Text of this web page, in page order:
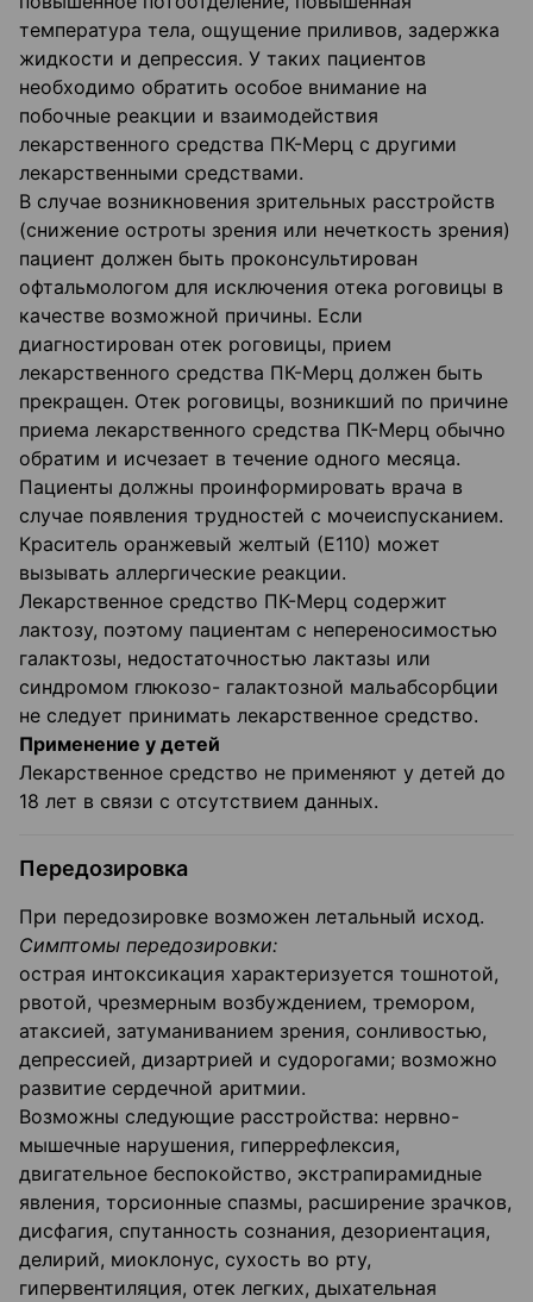
температура тела, ощущение приливов, задержка
жидкости и депрессия. У таких пациентов
необходимо обратить особое внимание на
побочные реакции и взаимодействия
лекарственного средства ПК-Мерц с другими
лекарственными средствами.
В случае возникновения зрительных расстройств
(снижение остроты зрения или нечеткость зрения)
пациент должен быть проконсультирован
офтальмологом для исключения отека роговицы в
качестве возможной причины. Если
диагностирован отек роговицы, прием
лекарственного средства ПК-Мерц должен быть
прекращен. Отек роговицы, возникший по причине
приема лекарственного средства ПК-Мерц обычно
обратим и исчезает в течение одного месяца.
Пациенты должны проинформировать врача в
случае появления трудностей с мочеиспусканием.
Краситель оранжевый желтый (Е110) может
вызывать аллергические реакции.
Лекарственное средство ПК-Мерц содержит
лактозу, поэтому пациентам с непереносимостью
галактозы, недостаточностью лактазы или
синдромом глюкозо- галактозной мальабсорбции
не следует принимать лекарственное средство.
Применение у детей
Лекарственное средство не применяют у детей до
18 лет в связи с отсутствием данных.
Передозировка
При передозировке возможен летальный исход.
Симптомы передозировки:
острая интоксикация характеризуется тошнотой,
рвотой, чрезмерным возбуждением, тремором,
атаксией, затуманиванием зрения, сонливостью,
депрессией, дизартрией и судорогами; возможно
развитие сердечной аритмии.
Возможны следующие расстройства: нервно-
мышечные нарушения, гиперрефлексия,
двигательное беспокойство, экстрапирамидные
явления, торсионные спазмы, расширение зрачков,
дисфагия, спутанность сознания, дезориентация,
делирий, миоклонус, сухость во рту,
гипервентиляция, отек легких, дыхательная